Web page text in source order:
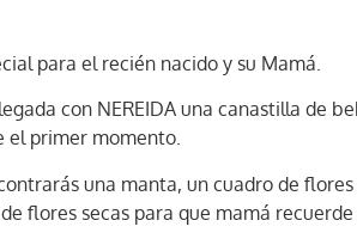
para el recién nacido y su Mamá.
con NEREIDA una canastilla de
el primer momento.
una manta, un cuadro de
flores secas para que mamá